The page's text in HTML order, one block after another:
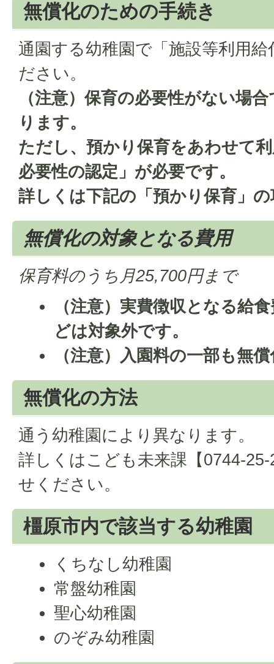
無償化のための手続き
通園する幼稚園で「施設等利用
ださい。
（注意）保育の必要性がない場
ります。
ただし、預かり保育をあわせて
必要性の認定」が必要です。
詳しくは下記の「預かり保育」
無償化の対象となる費用
保育料のうち月25,700円まで
（注意）実費徴収となる給
どは対象外です。
（注意）入園料の一部も無
無償化の方法
通う幼稚園により異なります。
詳しくはこども未来課【0744-
せください。
橿原市内で該当する幼稚園
くちなし幼稚園
常盤幼稚園
聖心幼稚園
のぞみ幼稚園